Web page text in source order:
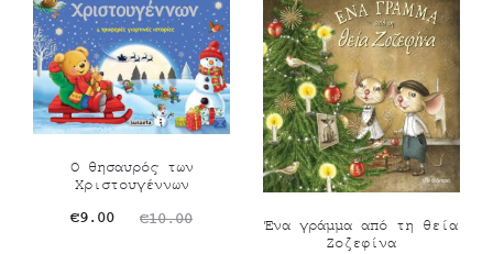
€8.90.
Ο θησαυρός των
Χριστουγέννων
€10.00
Original
€9.00
Η
Ένα γράμμα από τη θεία
Ζοζεφίνα